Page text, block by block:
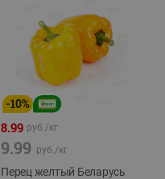
-10%
8.99 руб./кг
9.99 руб./кг
Перец желтый Беларусь